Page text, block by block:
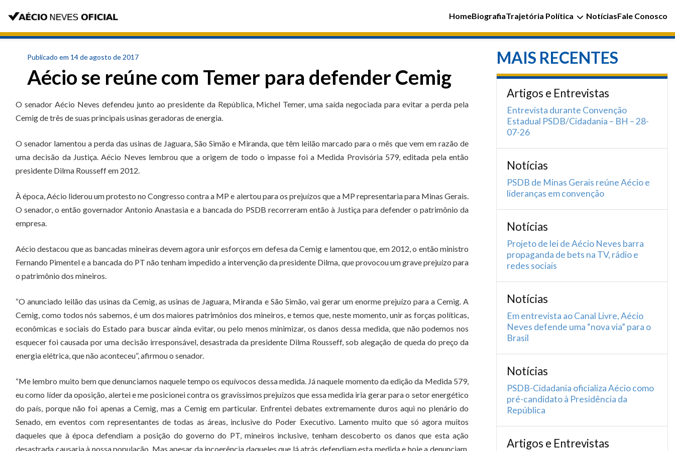
HomeBiografiaTrajetória Política NotíciasFale Conosco
Publicado em 14 de agosto de 2017
Aécio se reúne com Temer para defender Cemig
O senador Aécio Neves defendeu junto ao presidente da República, Michel Temer, uma saída negociada para evitar a perda pela
Cemig de três de suas principais usinas geradoras de energia.
O senador lamentou a perda das usinas de Jaguara, São Simão e Miranda, que têm leilão marcado para o mês que vem em razão de
uma decisão da Justiça. Aécio Neves lembrou que a origem de todo o impasse foi a Medida Provisória 579, editada pela então
presidente Dilma Rousseff em 2012.
À época, Aécio liderou um protesto no Congresso contra a MP e alertou para os prejuízos que a MP representaria para Minas Gerais.
O senador, o então governador Antonio Anastasia e a bancada do PSDB recorreram então à Justiça para defender o patrimônio da
empresa.
Aécio destacou que as bancadas mineiras devem agora unir esforços em defesa da Cemig e lamentou que, em 2012, o então ministro
Fernando Pimentel e a bancada do PT não tenham impedido a intervenção da presidente Dilma, que provocou um grave prejuízo para
o patrimônio dos mineiros.
“O anunciado leilão das usinas da Cemig, as usinas de Jaguara, Miranda e São Simão, vai gerar um enorme prejuízo para a Cemig. A
Cemig, como todos nós sabemos, é um dos maiores patrimônios dos mineiros, e temos que, neste momento, unir as forças políticas,
econômicas e sociais do Estado para buscar ainda evitar, ou pelo menos minimizar, os danos dessa medida, que não podemos nos
esquecer foi causada por uma decisão irresponsável, desastrada da presidente Dilma Rousseff, sob alegação de queda do preço da
energia elétrica, que não aconteceu”, afirmou o senador.
“Me lembro muito bem que denunciamos naquele tempo os equívocos dessa medida. Já naquele momento da edição da Medida 579,
eu como líder da oposição, alertei e me posicionei contra os gravíssimos prejuízos que essa medida iria gerar para o setor energético
do país, porque não foi apenas a Cemig, mas a Cemig em particular. Enfrentei debates extremamente duros aqui no plenário do
Senado, em eventos com representantes de todas as áreas, inclusive do Poder Executivo. Lamento muito que só agora muitos
daqueles que à época defendiam a posição do governo do PT, mineiros inclusive, tenham descoberto os danos que esta ação
desastrada causaria à nossa população. Mas apesar da incoerência daqueles que lá atrás defendiam esta medida e hoje a denunciam,
MAIS RECENTES
Artigos e Entrevistas
Entrevista durante Convenção
Estadual PSDB/Cidadania – BH – 28-
07-26
Notícias
PSDB de Minas Gerais reúne Aécio e
lideranças em convenção
Notícias
Projeto de lei de Aécio Neves barra
propaganda de bets na TV, rádio e
redes sociais
Notícias
Em entrevista ao Canal Livre, Aécio
Neves defende uma “nova via” para o
Brasil
Notícias
PSDB-Cidadania oficializa Aécio como
pré-candidato à Presidência da
República
Artigos e Entrevistas